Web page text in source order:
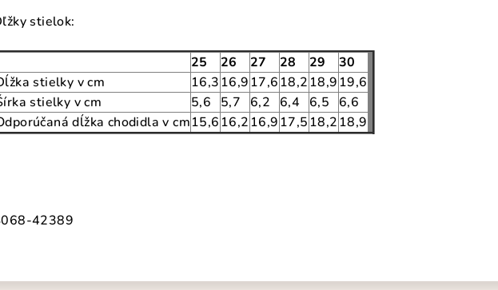
stielok:
25 26 27 28 29
30
stielky v cm
16,3 16,9 17,6 18,2 18,9 19,6
stielky v cm
5,6 5,7 6,2 6,4 6,5
6,6
dĺžka chodidla v cm15,6 16,2 16,9 17,5 18,2 18,9
42389